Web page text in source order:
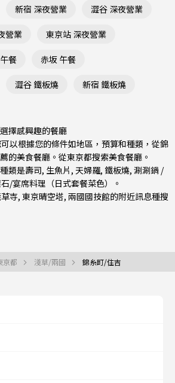
新宿 深夜營業 澀谷 深夜營業
營業 東京站 深夜營業
餐 赤坂 午餐
澀谷 鐵板燒 新宿 鐵板燒
擇感興趣的餐廳
可以根據您的條件如地區，預算和種類，從錦
的美食餐廳。從東京都搜索美食餐廳。
類是壽司, 生魚片 , 天婦羅, 鐵板燒, 涮涮鍋 /
/宴席料理（日式套餐菜色）
。
寺, 東京晴空塔, 兩國國技館的附近訊息種搜
京都 淺草/兩國 錦糸町/住吉